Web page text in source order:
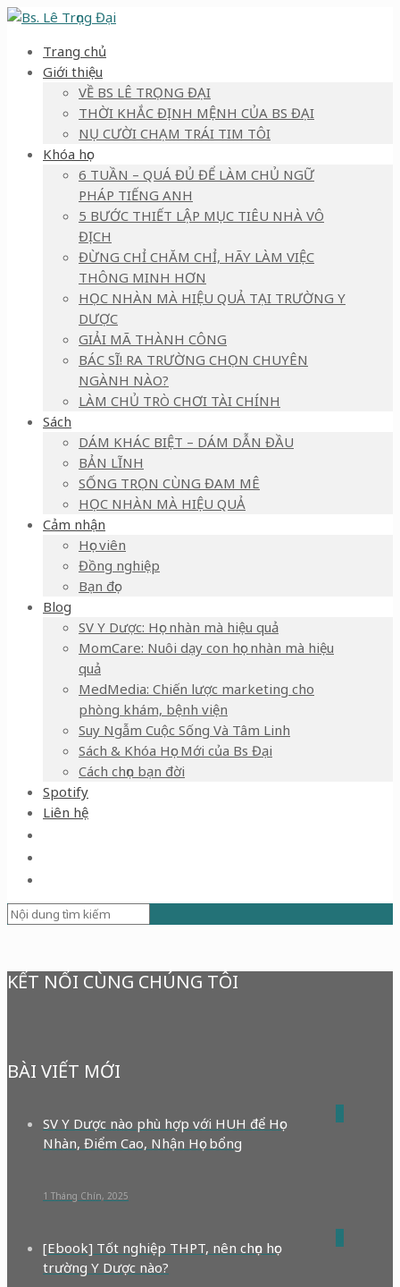
Trang chủ
Giới thiệu
VỀ BS LÊ TRỌNG ĐẠI
THỜI KHẮC ĐỊNH MỆNH CỦA BS ĐẠI
NỤ CƯỜI CHẠM TRÁI TIM TÔI
Khóa học
6 TUẦN – QUÁ ĐỦ ĐỂ LÀM CHỦ NGỮ
PHÁP TIẾNG ANH
5 BƯỚC THIẾT LẬP MỤC TIÊU NHÀ VÔ
ĐỊCH
ĐỪNG CHỈ CHĂM CHỈ, HÃY LÀM VIỆC
THÔNG MINH HƠN
HỌC NHÀN MÀ HIỆU QUẢ TẠI TRƯỜNG Y
DƯỢC
GIẢI MÃ THÀNH CÔNG
BÁC SĨ! RA TRƯỜNG CHỌN CHUYÊN
NGÀNH NÀO?
LÀM CHỦ TRÒ CHƠI TÀI CHÍNH
Sách
DÁM KHÁC BIỆT – DÁM DẪN ĐẦU
BẢN LĨNH
SỐNG TRỌN CÙNG ĐAM MÊ
HỌC NHÀN MÀ HIỆU QUẢ
Cảm nhận
Học viên
Đồng nghiệp
Bạn đọc
Blog
SV Y Dược: Học nhàn mà hiệu quả
MomCare: Nuôi dạy con học nhàn mà hiệu
quả
MedMedia: Chiến lược marketing cho
phòng khám, bệnh viện
Suy Ngẫm Cuộc Sống Và Tâm Linh
Sách & Khóa Học Mới của Bs Đại
Cách chọn bạn đời
Spotify
Liên hệ
KẾT NỐI CÙNG CHÚNG TÔI
BÀI VIẾT MỚI
SV Y Dược nào phù hợp với HUH để Học
Nhàn, Điểm Cao, Nhận Học bổng
1 Tháng Chín, 2025
[Ebook] Tốt nghiệp THPT, nên chọn học
trường Y Dược nào?